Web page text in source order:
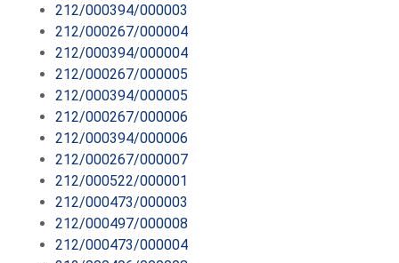
212/000394/000003
212/000267/000004
212/000394/000004
212/000267/000005
212/000394/000005
212/000267/000006
212/000394/000006
212/000267/000007
212/000522/000001
212/000473/000003
212/000497/000008
212/000473/000004